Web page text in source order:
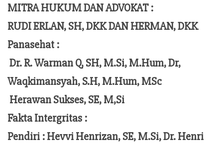
MITRA HUKUM DAN ADVOKAT :
RUDI ERLAN, SH, DKK DAN HERMAN, DKK
Panasehat :
Dr. R. Warman Q, SH, M.Si, M.Hum,Dr,
Waqkimansyah, S.H, M.Hum, MSc
Herawan Sukses, SE, M,Si
Fakta Intergritas :
Pendiri :Hevvi Henrizan, SE, M.Si, Dr. Henri